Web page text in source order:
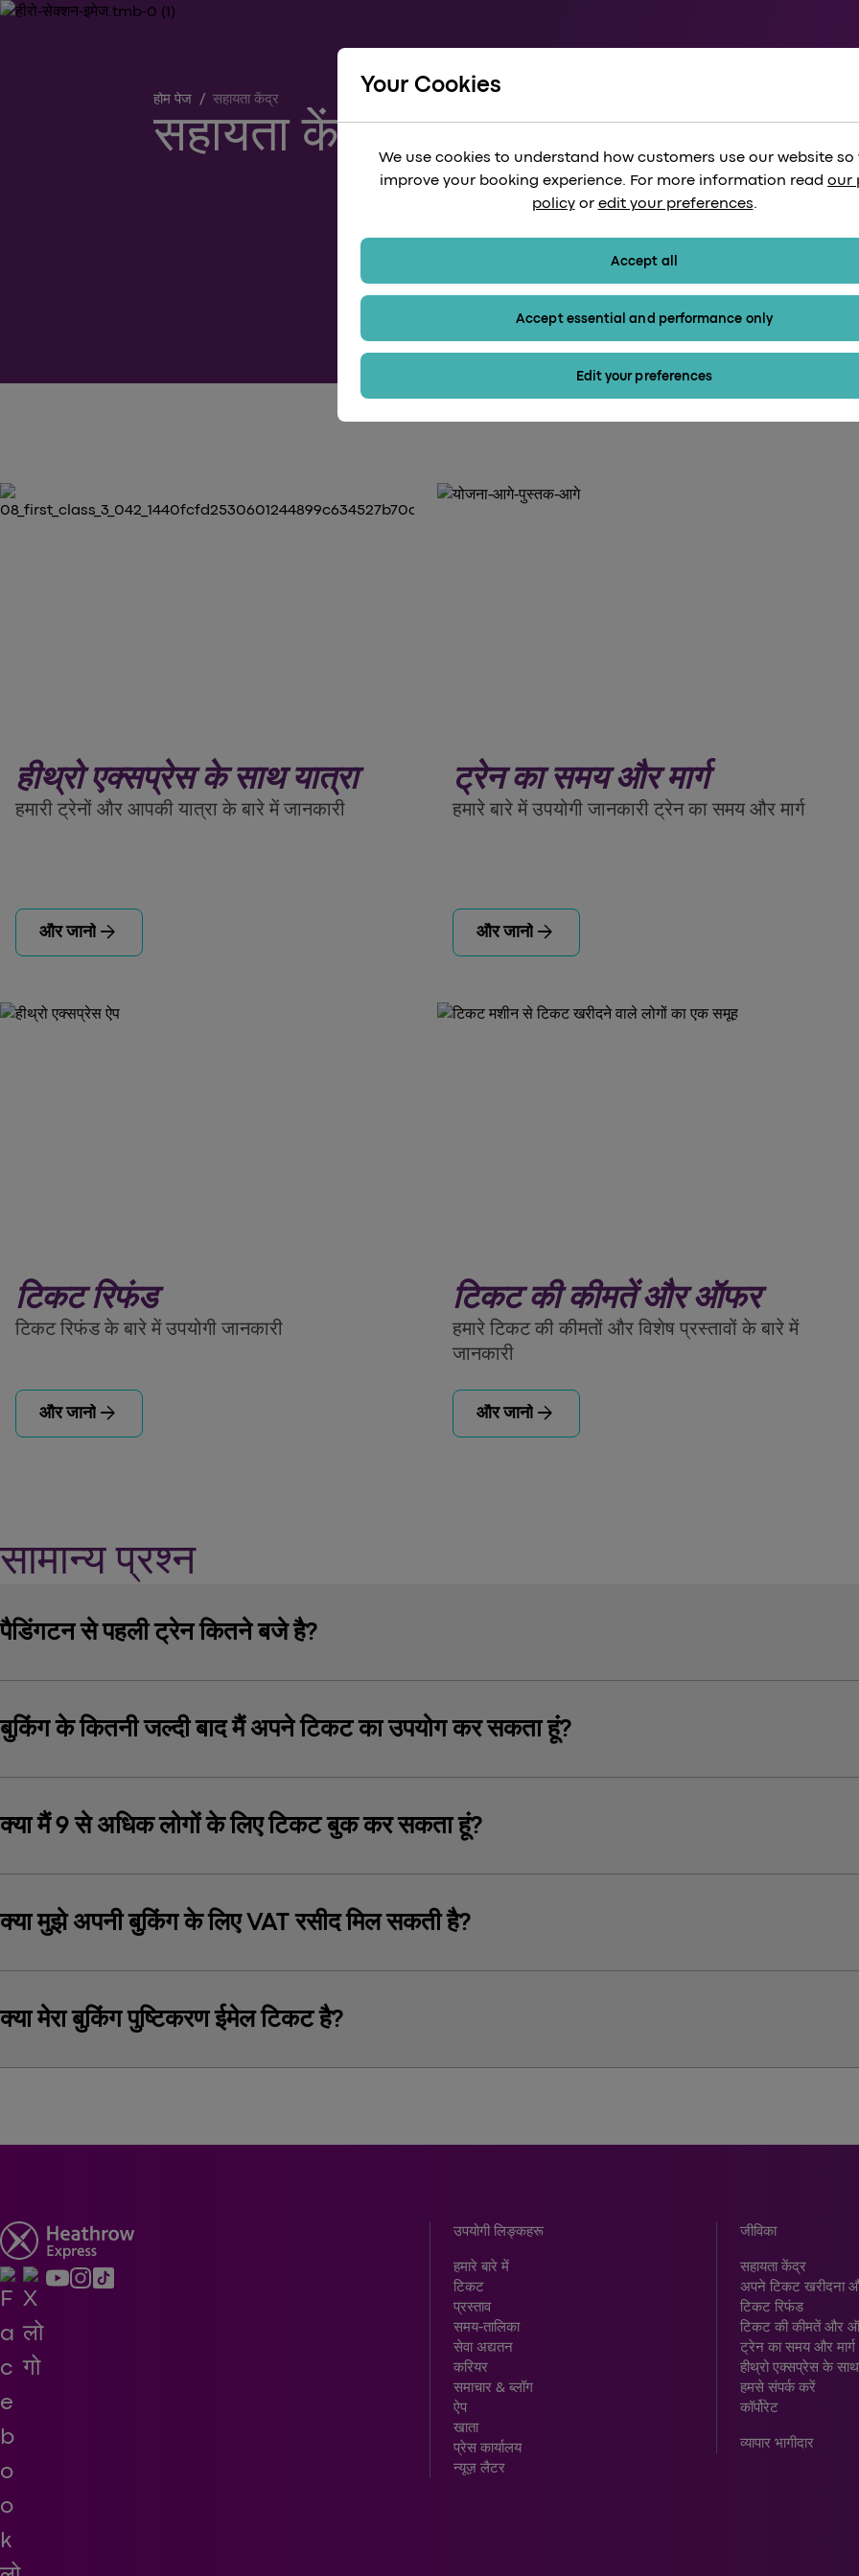
होम पेज / सहायता केंद्र
सहायता केंद्र
हीथ्रो एक्सप्रेस के साथ यात्रा
हमारी ट्रेनों और आपकी यात्रा के बारे में जानकारी
और जानो arrow_forward
ट्रेन का समय और मार्ग
हमारे बारे में उपयोगी जानकारी ट्रेन का समय और मार्ग
और जानो arrow_forward
टिकट रिफंड
टिकट रिफंड के बारे में उपयोगी जानकारी
और जानो arrow_forward
टिकट की कीमतें और ऑफर
हमारे टिकट की कीमतों और विशेष प्रस्तावों के बारे में
जानकारी
और जानो arrow_forward
सामान्य प्रश्न
पैडिंगटन से पहली ट्रेन कितने बजे है?
बुकिंग के कितनी जल्दी बाद मैं अपने टिकट का उपयोग कर सकता हूं?
क्या मैं 9 से अधिक लोगों के लिए टिकट बुक कर सकता हूं?
क्या मुझे अपनी बुकिंग के लिए VAT रसीद मिल सकती है?
क्या मेरा बुकिंग पुष्टिकरण ईमेल टिकट है?
उपयोगी लिङ्कहरू
हमारे बारे में
टिकट
प्रस्ताव
समय-तालिका
सेवा अद्यतन
करियर
समाचार & ब्लॉग
ऐप
खाता
प्रेस कार्यालय
न्यूज़ लैटर
जीविका
सहायता केंद्र
अपने टिकट खरीदना
टिकट रिफंड
टिकट की कीमतें और
ट्रेन का समय और मार्ग
हीथ्रो एक्सप्रेस के साथ
हमसे संपर्क करें
कॉर्पोरेट
व्यापार भागीदार
Your Cookies
We use cookies to understand how customers use our website so
improve your booking experience. For more information read our
policyor edit your preferences.
Accept all
Accept essential and performance only
Edit your preferences